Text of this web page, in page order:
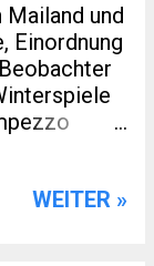
und
Einordnung
WEITER »